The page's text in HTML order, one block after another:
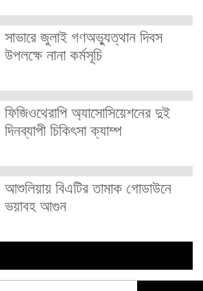
সাভারে জুলাই গণঅভ্যুত্থান দিবস
উপলক্ষে নানা কর্মসূচি
ফিজিওথেরাপি অ্যাসোসিয়েশনের দুই
দিনব্যাপী চিকিৎসা ক্যাম্প
আশুলিয়ায় বিএটির তামাক গোডাউনে
ভয়াবহ আগুন